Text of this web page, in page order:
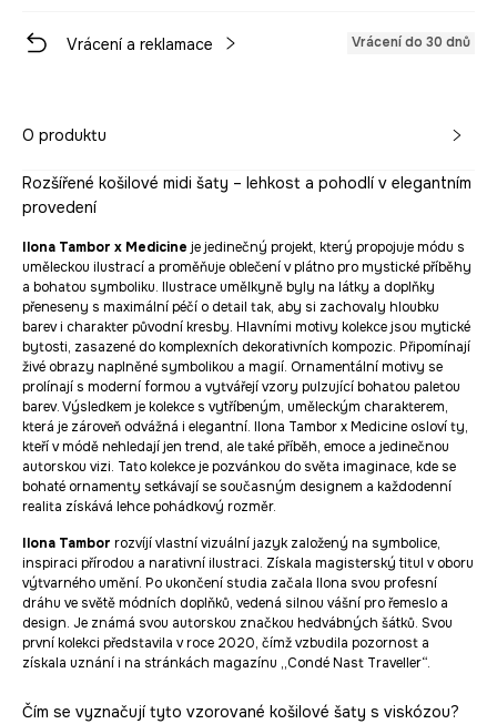
Vrácení a reklamace Vrácení do 30 dnů
O produktu
Rozšířené košilové midi šaty – lehkost a pohodlí v elegantním
provedení
Ilona Tambor x Medicine je jedinečný projekt, který propojuje módu s
uměleckou ilustrací a proměňuje oblečení v plátno pro mystické příběhy
a bohatou symboliku. Ilustrace umělkyně byly na látky a doplňky
přeneseny s maximální péčí o detail tak, aby si zachovaly hloubku
barev i charakter původní kresby. Hlavními motivy kolekce jsou mytické
bytosti, zasazené do komplexních dekorativních kompozic. Připomínají
živé obrazy naplněné symbolikou a magií. Ornamentální motivy se
prolínají s moderní formou a vytvářejí vzory pulzující bohatou paletou
barev. Výsledkem je kolekce s vytříbeným, uměleckým charakterem,
která je zároveň odvážná i elegantní. Ilona Tambor x Medicine osloví ty,
kteří v módě nehledají jen trend, ale také příběh, emoce a jedinečnou
autorskou vizi. Tato kolekce je pozvánkou do světa imaginace, kde se
bohaté ornamenty setkávají se současným designem a každodenní
realita získává lehce pohádkový rozměr.
Ilona Tambor rozvíjí vlastní vizuální jazyk založený na symbolice,
inspiraci přírodou a narativní ilustraci. Získala magisterský titul v oboru
výtvarného umění. Po ukončení studia začala Ilona svou profesní
dráhu ve světě módních doplňků, vedená silnou vášní pro řemeslo a
design. Je známá svou autorskou značkou hedvábných šátků. Svou
první kolekci představila v roce 2020, čímž vzbudila pozornost a
získala uznání i na stránkách magazínu „Condé Nast Traveller“.
Čím se vyznačují tyto vzorované košilové šaty s viskózou?